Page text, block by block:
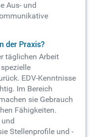
Aus- und
der Praxis?
täglichen Arbeit
EDV-Kenntnisse
Im Bereich
sie Gebrauch
Fähigkeiten.
Stellenprofile und -